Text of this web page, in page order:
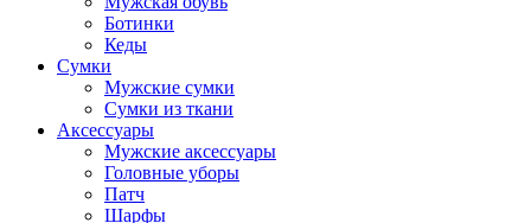
Ботинки
Кеды
Сумки
Мужские сумки
Сумки из ткани
Аксессуары
Мужские аксессуары
Головные уборы
Патч
Шарфы